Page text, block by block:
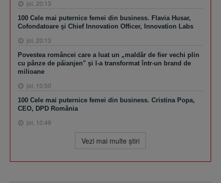
joi, 20:13
100 Cele mai puternice femei din business. Flavia Husar,
Cofondatoare şi Chief Innovation Officer, Innovation Labs
joi, 20:13
Povestea româncei care a luat un „maldăr de fier vechi plin
cu pânze de păianjen" şi l-a transformat într-un brand de
milioane
joi, 10:50
100 Cele mai puternice femei din business. Cristina Popa,
CEO, DPD România
joi, 10:49
Vezi mai multe ştiri